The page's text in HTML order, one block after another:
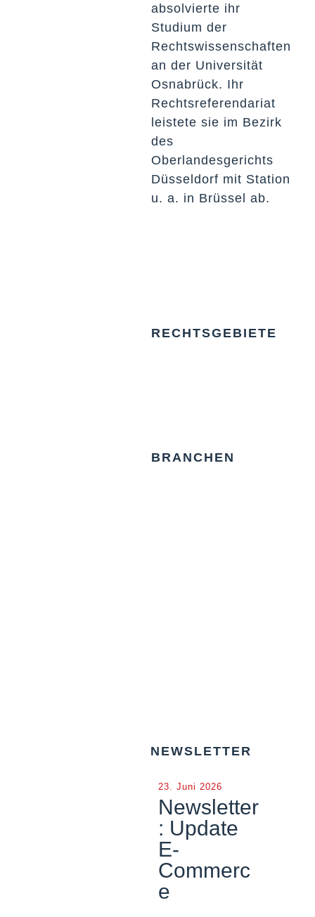
absolvierte ihr
Studium der
Rechtswissenschaften
an der Universität
Osnabrück. Ihr
Rechtsreferendariat
leistete sie im Bezirk
des
Oberlandesgerichts
Düsseldorf mit Station
u. a. in Brüssel ab.
RECHTSGEBIETE
BRANCHEN
NEWSLETTER
23. Juni 2026
Newsletter
: Update
E-
Commerc
e